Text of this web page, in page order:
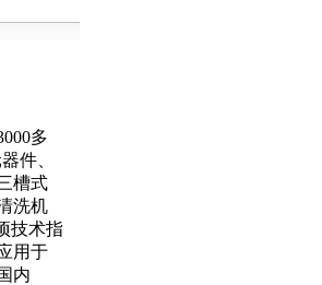
机/|黄
(图)
多
件、
槽式
洗机
技术指
用于
内